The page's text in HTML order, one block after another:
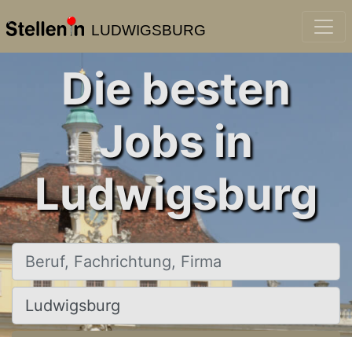
LUDWIGSBURG
Die besten
Jobs in
Ludwigsburg
Beruf, Fachrichtung, Firma
Ort, Stadt